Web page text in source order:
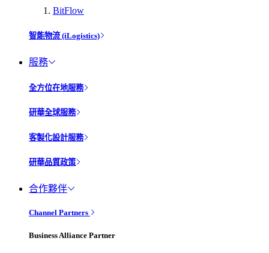
BitFlow
智能物流 (iLogistics)
服務
全方位在地服務
研華全球服務
客製化設計服務
研華品質政策
合作夥伴
Channel Partners
Business Alliance Partner